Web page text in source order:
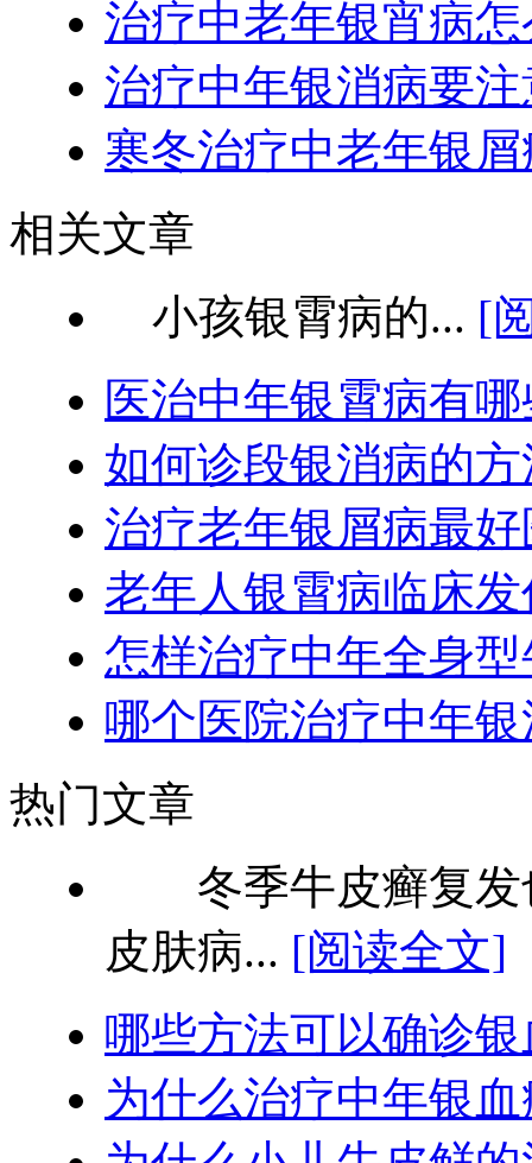
治疗中老年银宵病
治疗中年银消病要
寒冬治疗中老年银
相关文章
小孩银霄病的... [
医治中年银霄病有
如何诊段银消病的
治疗老年银屑病最
老年人银霄病临床
怎样治疗中年全身
哪个医院治疗中年
热门文章
冬季牛皮癣复发
皮肤病... [阅读全文]
哪些方法可以确诊
为什么治疗中年银